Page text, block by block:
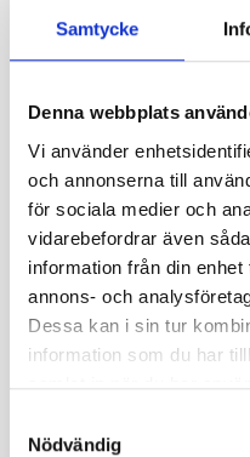
Samtycke
Denna webbplats
Vi använder
och annonserna till
för sociala medier och
vidarebefordrar även
information från din
annons- och
Dessa kan i sin tur
information som du har
Nödvändig
Ge ett omdöme!
Verktyg för montering av
Används med fördel
alternativt med manuellt
Omdömen